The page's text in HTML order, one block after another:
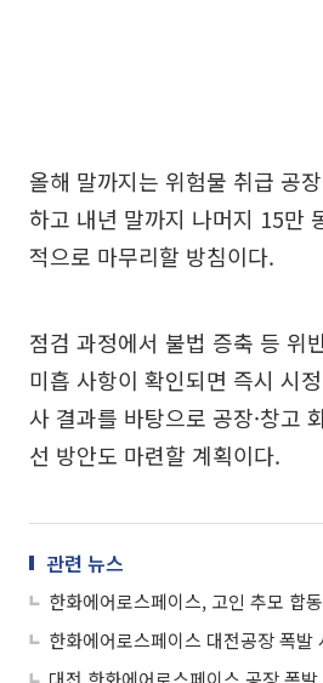
올해 말까지는 위험물 취급 공
하고 내년 말까지 나머지 15만
적으로 마무리할 방침이다.
점검 과정에서 불법 증축 등 위
미흡 사항이 확인되면 즉시 시
사 결과를 바탕으로 공장·창고
선 방안도 마련할 계획이다.
관련 뉴스
한화에어로스페이스, 고인 추모 합
한화에어로스페이스 대전공장 폭발